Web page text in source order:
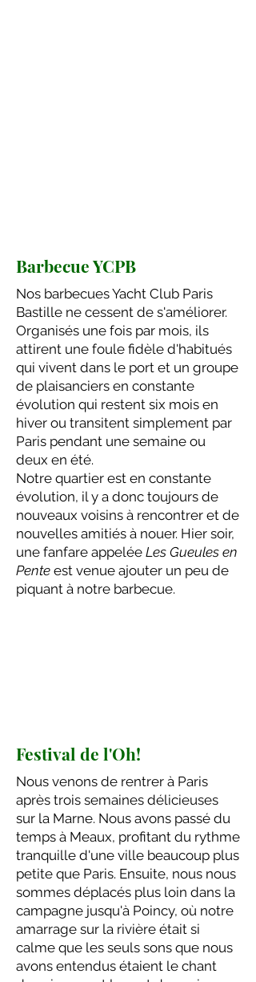
Barbecue YCPB
Nos barbecues Yacht Club Paris
Bastille ne cessent de s'améliorer.
Organisés une fois par mois, ils
attirent une foule fidèle d'habitués
qui vivent dans le port et un groupe
de plaisanciers en constante
évolution qui restent six mois en
hiver ou transitent simplement par
Paris pendant une semaine ou
deux en été.
Notre quartier est en constante
évolution, il y a donc toujours de
nouveaux voisins à rencontrer et de
nouvelles amitiés à nouer. Hier soir,
une fanfare appelée Les Gueules en
Pente est venue ajouter un peu de
piquant à notre barbecue.
Festival de l'Oh!
Nous venons de rentrer à Paris
après trois semaines délicieuses
sur la Marne. Nous avons passé du
temps à Meaux, profitant du rythme
tranquille d'une ville beaucoup plus
petite que Paris. Ensuite, nous nous
sommes déplacés plus loin dans la
campagne jusqu'à Poincy, où notre
amarrage sur la rivière était si
calme que les seuls sons que nous
avons entendus étaient le chant